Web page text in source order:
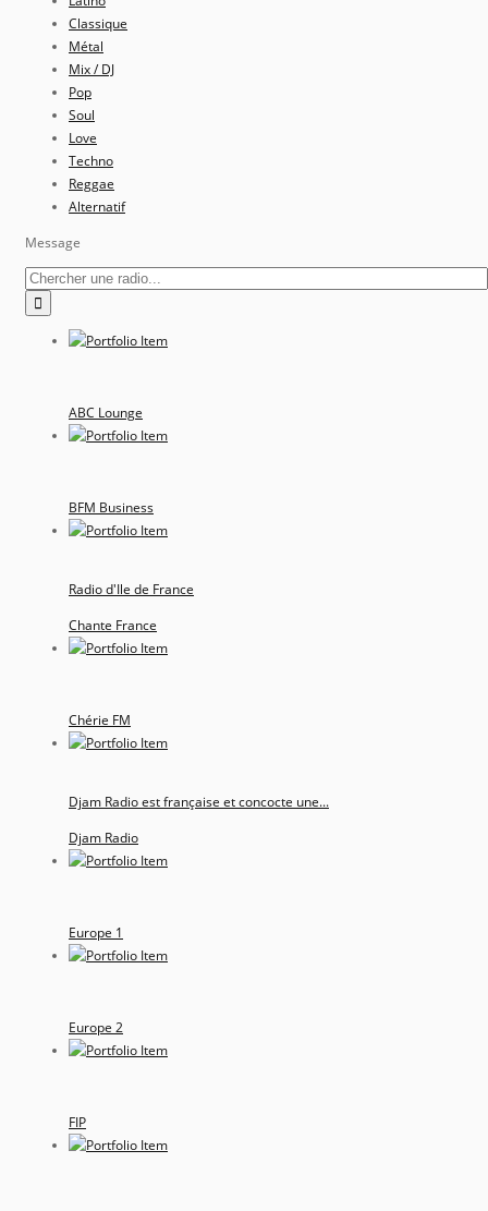
Classique
Métal
Mix / DJ
Pop
Soul
Love
Techno
Reggae
Alternatif
Message
ABC Lounge
BFM Business
Radio d'Ile de France
Chante France
Chérie FM
Djam Radio est française et concocte une...
Djam Radio
Europe 1
Europe 2
FIP